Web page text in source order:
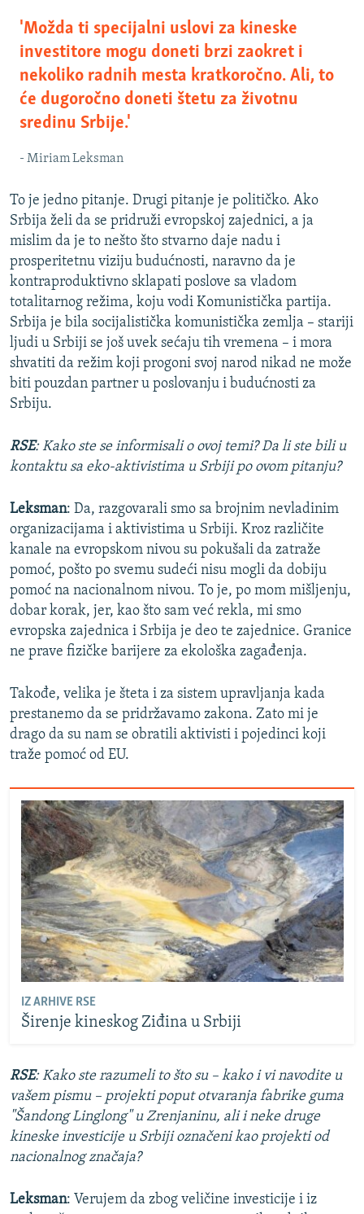
'Možda ti specijalni uslovi za kineske
investitore mogu doneti brzi zaokret i
nekoliko radnih mesta kratkoročno. Ali, to
će dugoročno doneti štetu za životnu
sredinu Srbije.'
- Miriam Leksman
To je jedno pitanje. Drugi pitanje je političko. Ako
Srbija želi da se pridruži evropskoj zajednici, a ja
mislim da je to nešto što stvarno daje nadu i
prosperitetnu viziju budućnosti, naravno da je
kontraproduktivno sklapati poslove sa vladom
totalitarnog režima, koju vodi Komunistička partija.
Srbija je bila socijalistička komunistička zemlja – stariji
ljudi u Srbiji se još uvek sećaju tih vremena – i mora
shvatiti da režim koji progoni svoj narod nikad ne može
biti pouzdan partner u poslovanju i budućnosti za
Srbiju.
RSE: Kako ste se informisali o ovoj temi? Da li ste bili u
kontaktu sa eko-aktivistima u Srbiji po ovom pitanju?
Leksman: Da, razgovarali smo sa brojnim nevladinim
organizacijama i aktivistima u Srbiji. Kroz različite
kanale na evropskom nivou su pokušali da zatraže
pomoć, pošto po svemu sudeći nisu mogli da dobiju
pomoć na nacionalnom nivou. To je, po mom mišljenju,
dobar korak, jer, kao što sam već rekla, mi smo
evropska zajednica i Srbija je deo te zajednice. Granice
ne prave fizičke barijere za ekološka zagađenja.
Takođe, velika je šteta i za sistem upravljanja kada
prestanemo da se pridržavamo zakona. Zato mi je
drago da su nam se obratili aktivisti i pojedinci koji
traže pomoć od EU.
IZ ARHIVE RSE
Širenje kineskog Ziđina u Srbiji
RSE: Kako ste razumeli to što su – kako i vi navodite u
vašem pismu – projekti poput otvaranja fabrike guma
"Šandong Linglong" u Zrenjaninu, ali i neke druge
kineske investicije u Srbiji označeni kao projekti od
nacionalnog značaja?
Leksman: Verujem da zbog veličine investicije i iz